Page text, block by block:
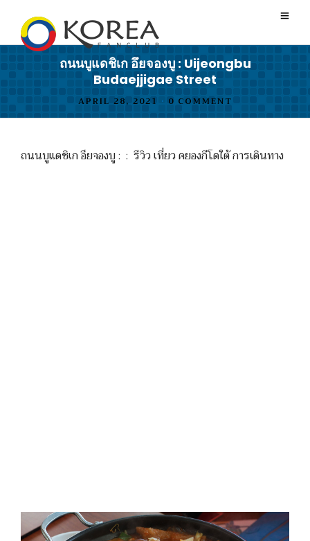
ถนนบูแดชิเก อึยจองบู : Uijeongbu
Budaejjigae Street
APRIL 28, 2021 • 0 COMMENT
ถนนบูแดชิเก อึยจองบู : : รีวิว เที่ยว คยองกีโดใต้ การเดินทาง